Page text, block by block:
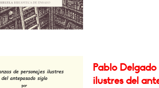
Pablo
ilustres del